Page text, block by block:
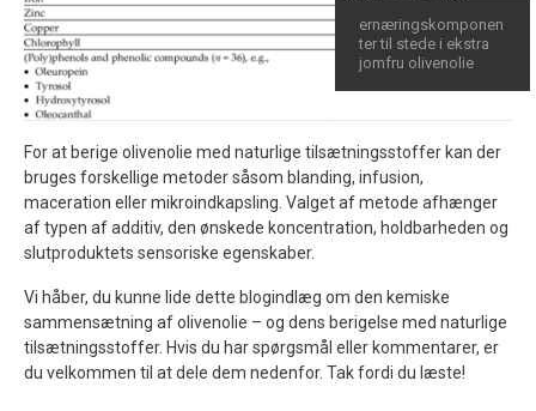
ernæringskomponen
ter til stede i ekstra
jomfru olivenolie
For at berige olivenolie med naturlige tilsætningsstoffer kan der
bruges forskellige metoder såsom blanding, infusion,
maceration eller mikroindkapsling. Valget af metode afhænger
af typen af additiv, den ønskede koncentration, holdbarheden og
slutproduktets sensoriske egenskaber.
Vi håber, du kunne lide dette blogindlæg om den kemiske
sammensætning af olivenolie – og dens berigelse med naturlige
tilsætningsstoffer. Hvis du har spørgsmål eller kommentarer, er
du velkommen til at dele dem nedenfor. Tak fordi du læste!